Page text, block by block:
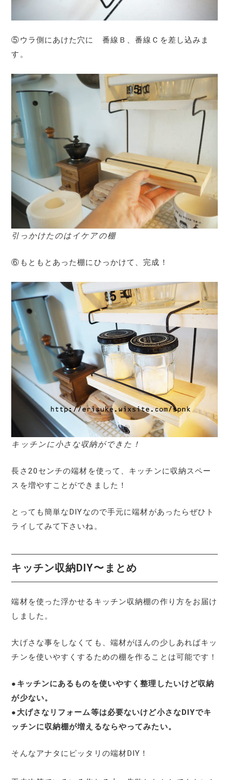
⑤ウラ側にあけた穴に 番線Ｂ、番線Ｃを差し込みま
す。
引っかけたのはイケアの棚
⑥もともとあった棚にひっかけて、完成！
キッチンに小さな収納ができた！
長さ20センチの端材を使って、キッチンに収納スペー
スを増やすことができました！
とっても簡単なDIYなので手元に端材があったらぜひト
ライしてみて下さいね。
キッチン収納DIY〜まとめ
端材を使った浮かせるキッチン収納棚の作り方をお届け
しました。
大げさな事をしなくても、端材がほんの少しあればキッ
チンを使いやすくするための棚を作ることは可能です！
● キッチンにあるものを使いやすく整理したいけど収納
が少ない。
● 大げさなリフォーム等は必要ないけど小さなDIYでキ
ッチンに収納棚が増えるならやってみたい。
そんなアナタにピッタリの端材DIY！